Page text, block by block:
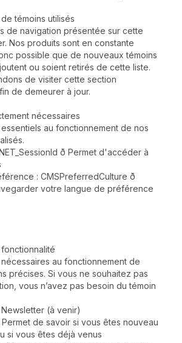
témoins utilisés
de navigation présentée sur cette
Nos produits sont en constante
possible que de nouveaux témoins
ou soient retirés de cette liste.
de visiter cette section
de demeurer à jour.
nécessaires
au fonctionnement de nos
ð Permet d'accéder à
: CMSPreferredCulture ð
votre langue de préférence
au fonctionnement de
précises. Si vous ne souhaitez pas
vous n’avez pas besoin du témoin
(à venir)
de savoir si vous êtes nouveau
si vous êtes déjà venus